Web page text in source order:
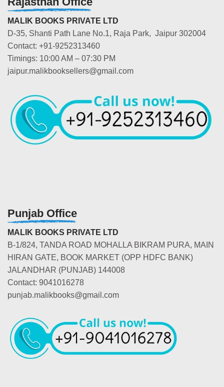
MALIK BOOKS PRIVATE LTD
D-35, Shanti Path Lane No.1, Raja Park, Jaipur 302004
Contact: +91-9252313460
Timings: 10:00 AM – 07:30 PM
jaipur.malikbooksellers@gmail.com
Punjab Office
MALIK BOOKS PRIVATE LTD
B-1/824, TANDA ROAD MOHALLA BIKRAM PURA, MAIN
HIRAN GATE, BOOK MARKET (OPP HDFC BANK)
JALANDHAR (PUNJAB) 144008
Contact: 9041016278
punjab.malikbooks@gmail.com